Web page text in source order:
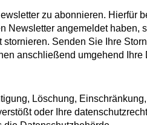
zu abonnieren. Hierfür
Newsletter angemeldet
Senden Sie Ihre
anschließend umgehend
Löschung,
oder Ihre